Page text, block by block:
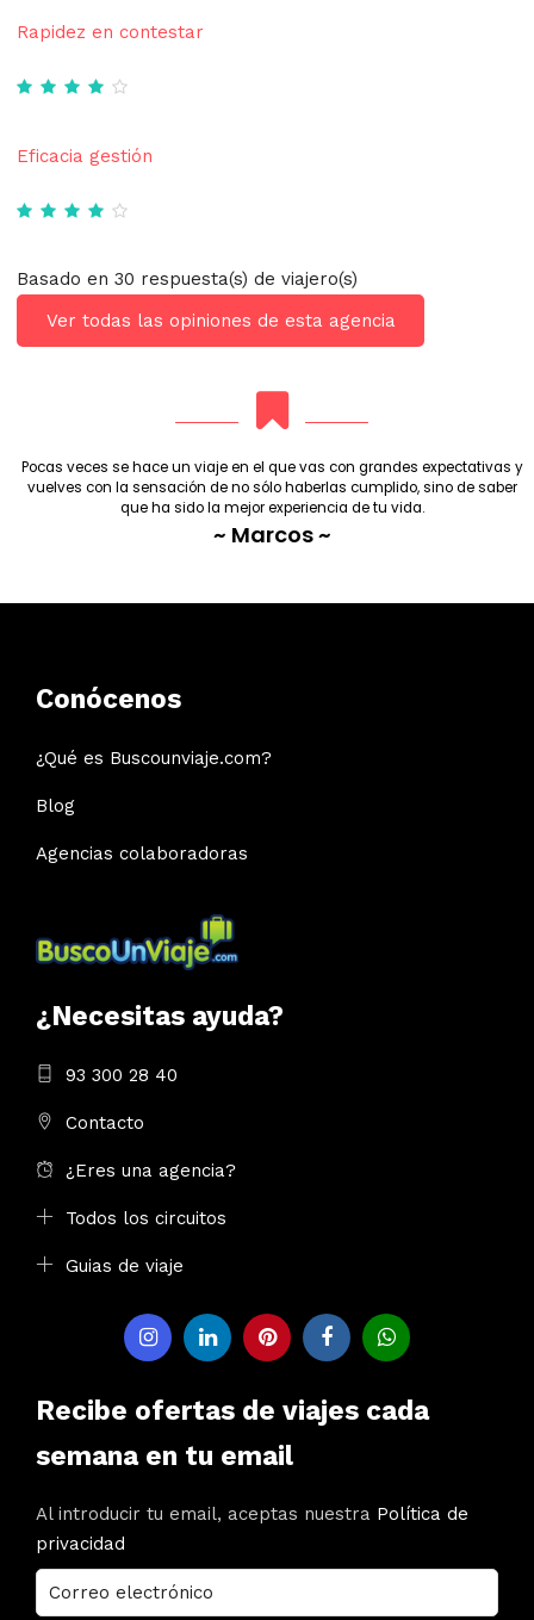
Rapidez en contestar
Eficacia gestión
Basado en 30 respuesta(s) de viajero(s)
Ver todas las opiniones de esta agencia
Pocas veces se hace un viaje en el que vas con grandes expectativas y
vuelves con la sensación de no sólo haberlas cumplido, sino de saber
que ha sido la mejor experiencia de tu vida.
~ Marcos ~
Conócenos
¿Qué es Buscounviaje.com?
Blog
Agencias colaboradoras
¿Necesitas ayuda?
93 300 28 40
Contacto
¿Eres una agencia?
Todos los circuitos
Guias de viaje
Recibe ofertas de viajes cada
semana en tu email
Al introducir tu email, aceptas nuestra Política de
privacidad